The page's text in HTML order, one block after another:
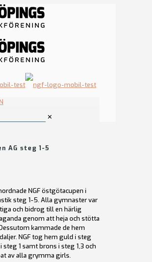
✕
AG steg 1-5
NGF östgötacupen i
steg 1-5. Alla gymnaster var
och bidrog till en härlig
genom att heja och stötta
kammade de hem
NGF tog hem guld i steg
steg 1 samt brons i steg 1,3 och
av alla grymma girls.